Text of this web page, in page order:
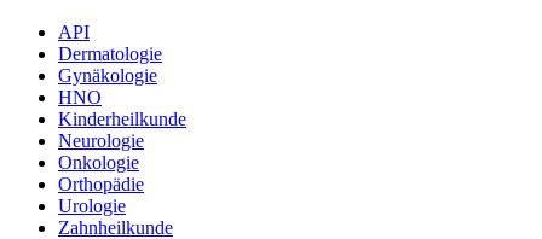
API
Dermatologie
Gynäkologie
HNO
Kinderheilkunde
Neurologie
Onkologie
Orthopädie
Urologie
Zahnheilkunde